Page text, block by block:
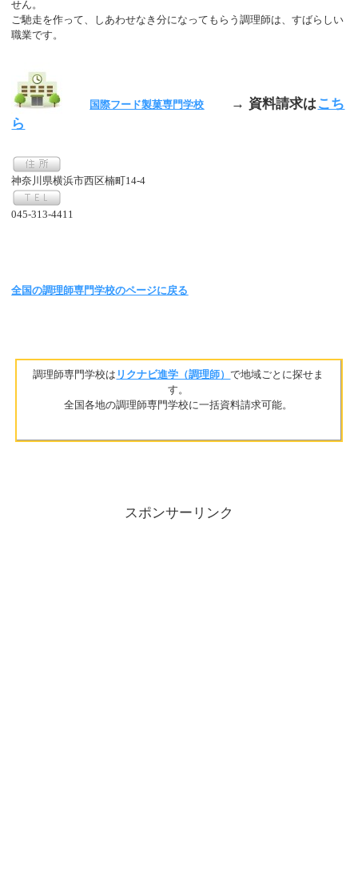
せん。
ご馳走を作って、しあわせなき分になってもらう調理師は、すばらしい
職業です。
国際フード製菓専門学校 → 資料請求はこち
ら
神奈川県横浜市西区楠町14-4
045-313-4411
全国の調理師専門学校のページに戻る
調理師専門学校は リクナビ進学（調理師）で地域ごとに探せま
す。
全国各地の調理師専門学校に一括資料請求可能。
スポンサーリンク